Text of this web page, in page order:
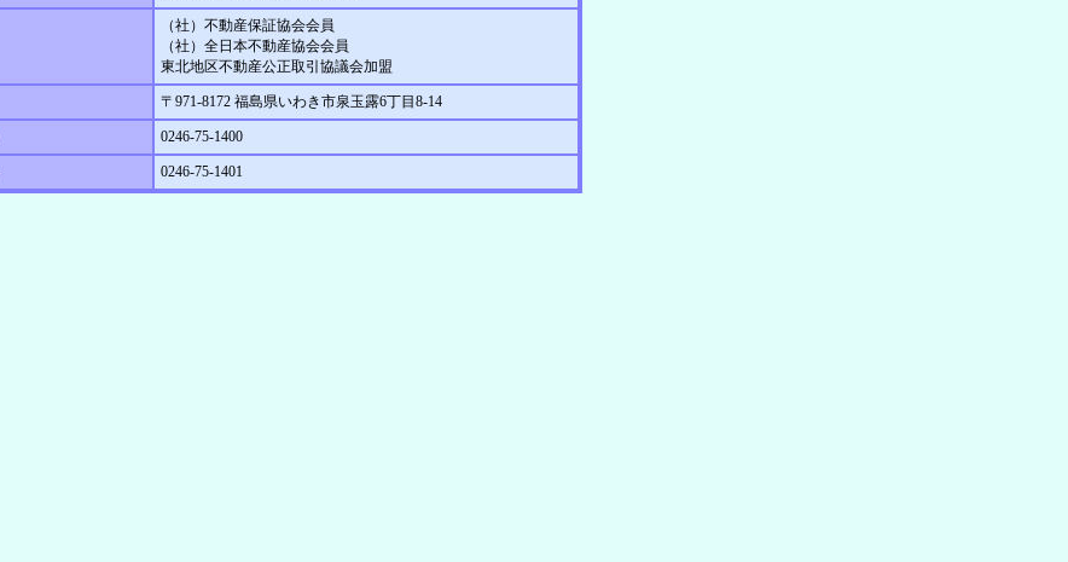
（社）不動産保証協会会員
（社）全日本不動産協会会員
東北地区不動産公正取引協議会加盟
〒971-8172 福島県いわき市泉玉露6丁目8-14
0246-75-1400
0246-75-1401